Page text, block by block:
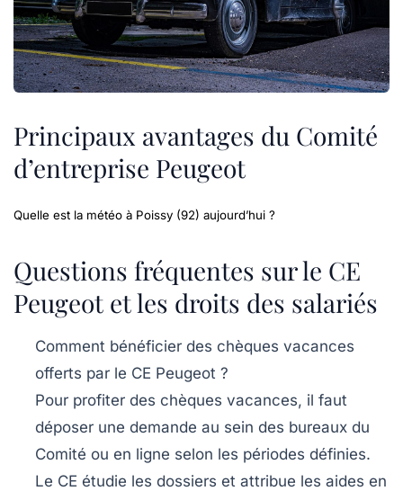
Principaux avantages du Comité
d’entreprise Peugeot
Quelle est la météo à Poissy (92) aujourd’hui ?
Questions fréquentes sur le CE
Peugeot et les droits des salariés
Comment bénéficier des chèques vacances
offerts par le CE Peugeot ?
Pour profiter des chèques vacances, il faut
déposer une demande au sein des bureaux du
Comité ou en ligne selon les périodes définies.
Le CE étudie les dossiers et attribue les aides en